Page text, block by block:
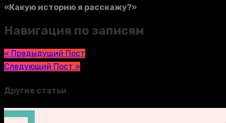
«Какую историю я расскажу?»
Навигация по записям
« Предыдущий Пост
Следующий Пост »
Другие статьи